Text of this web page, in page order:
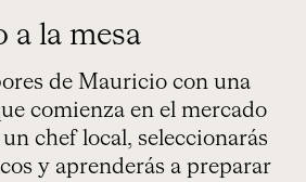
a la mesa
de Mauricio con una
comienza en el mercado
chef local, seleccionarás
y aprenderás a preparar